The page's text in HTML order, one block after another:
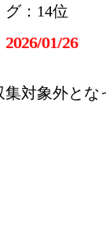
グ：14位
2026/01/26
グ：18位
対象外とな